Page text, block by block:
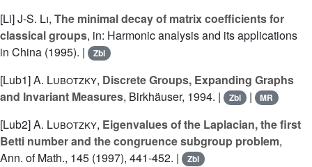
[Li]J-S. Li, The minimal decay of matrix coefficients for
classical groups, in: Harmonic analysis and its applications
in China (1995). |
Zbl
[Lub1]A. Lubotzky, Discrete Groups, Expanding Graphs
and Invariant Measures, Birkhäuser, 1994. | Zbl | MR
[Lub2]A. Lubotzky, Eigenvalues of the Laplacian, the first
Betti number and the congruence subgroup problem,
Ann. of Math., 145 (1997), 441-452. |
Zbl